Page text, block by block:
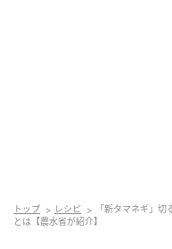
オトナンサー編集部
トップ レシピ
「新タマネギ」
とは【農水省が紹介】